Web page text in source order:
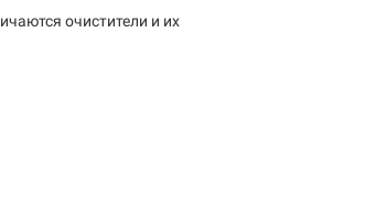
очистители и их